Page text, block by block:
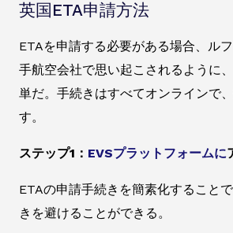
英国ETA申請方法
ETAを申請する必要がある場合、ル
手航空会社で思い起こされるように
単だ。手続きはすべてオンラインで
す。
ステップ1： EVSプラットフォームに
ETAの申請手続きを簡素化すること
きを避けることができる。